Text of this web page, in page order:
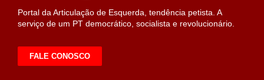
Portal da Articulação de Esquerda, tendência petista. A
serviço de um PT democrático, socialista e revolucionário.
FALE CONOSCO